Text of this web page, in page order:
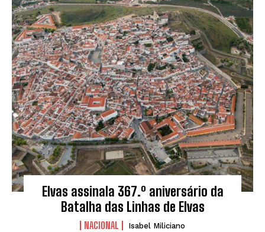
Elvas assinala 367.º aniversário da
Batalha das Linhas de Elvas
NACIONAL Isabel Miliciano